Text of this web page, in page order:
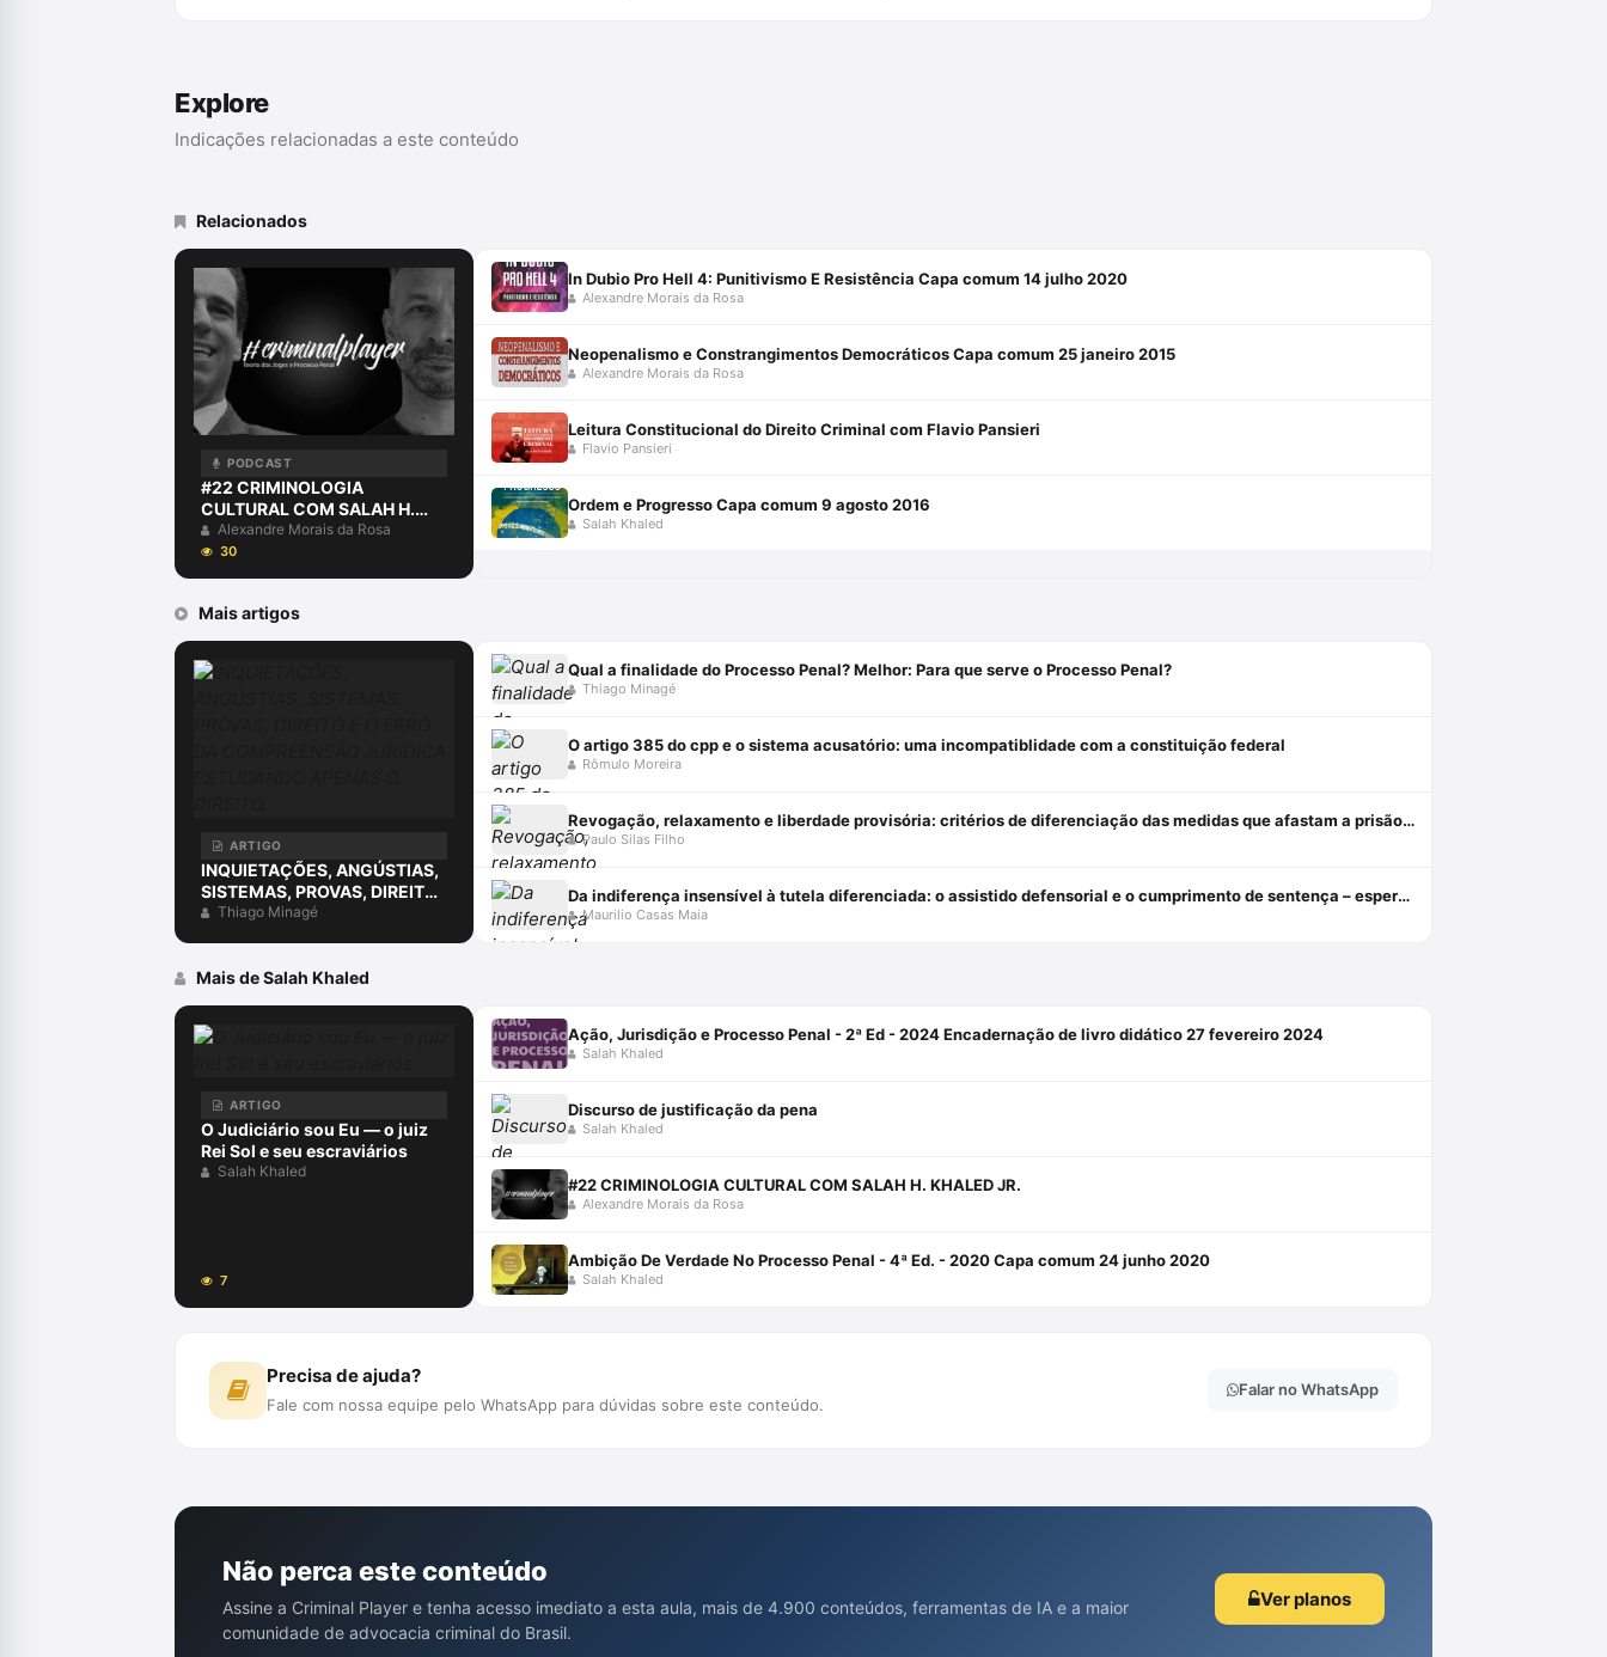
Explore
Indicações relacionadas a este conteúdo
Relacionados
PODCAST
#22 CRIMINOLOGIA
CULTURAL COM SALAH H.
KHALED JR.
Alexandre Morais da Rosa
30
In Dubio Pro Hell 4: Punitivismo E Resistência Capa comum 14 julho 2020
Alexandre Morais da Rosa
Neopenalismo e Constrangimentos Democráticos Capa comum 25 janeiro 2015
Alexandre Morais da Rosa
Leitura Constitucional do Direito Criminal com Flavio Pansieri
Flavio Pansieri
Ordem e Progresso Capa comum 9 agosto 2016
Salah Khaled
Mais artigos
ARTIGO
INQUIETAÇÕES, ANGÚSTIAS,
SISTEMAS, PROVAS, DIREITO
E O ERRO DA COMPREENSÃO
Thiago Minagé
Qual a finalidade do Processo Penal? Melhor: Para que serve o Processo Penal?
Thiago Minagé
O artigo 385 do cpp e o sistema acusatório: uma incompatiblidade com a constituição federal
Rômulo Moreira
Revogação, relaxamento e liberdade provisória: critérios de diferenciação das medidas que afastam a prisão cautelar
Paulo Silas Filho
Da indiferença insensível à tutela diferenciada: o assistido defensorial e o cumprimento de sentença – esperanças da cidadania no ncpc
Maurilio Casas Maia
Mais de Salah Khaled
ARTIGO
O Judiciário sou Eu — o juiz
Rei Sol e seu escraviários
Salah Khaled
7
Ação, Jurisdição e Processo Penal - 2ª Ed - 2024 Encadernação de livro didático 27 fevereiro 2024
Salah Khaled
Discurso de justificação da pena
Salah Khaled
#22 CRIMINOLOGIA CULTURAL COM SALAH H. KHALED JR.
Alexandre Morais da Rosa
Ambição De Verdade No Processo Penal - 4ª Ed. - 2020 Capa comum 24 junho 2020
Salah Khaled
Precisa de ajuda?
Fale com nossa equipe pelo WhatsApp para dúvidas sobre este conteúdo.
Falar no WhatsApp
Não perca este conteúdo
Assine a Criminal Player e tenha acesso imediato a esta aula, mais de 4.900 conteúdos, ferramentas de IA e a maior
comunidade de advocacia criminal do Brasil.
Ver planos